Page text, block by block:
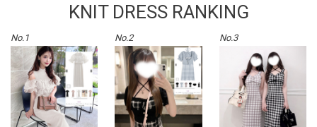
KNIT DRESS RANKING
No.1 No.2 No.3